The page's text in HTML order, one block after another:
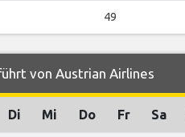
49
von Austrian Airlines
Di Mi Do Fr Sa